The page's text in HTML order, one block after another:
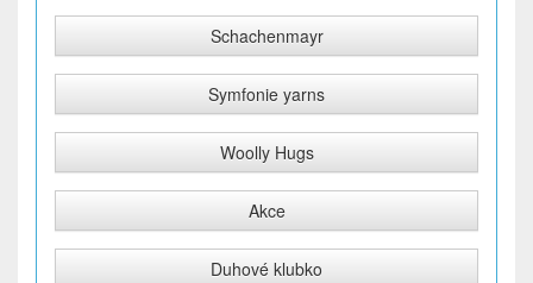
Schachenmayr
Symfonie yarns
Woolly Hugs
Akce
Duhové klubko